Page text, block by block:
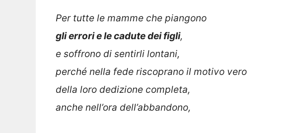
Per tutte le mamme che piangono
gli errori e le cadute dei figli,
e soffrono di sentirli lontani,
perché nella fede riscoprano il motivo vero
della loro dedizione completa,
anche nell’ora dell’abbandono,